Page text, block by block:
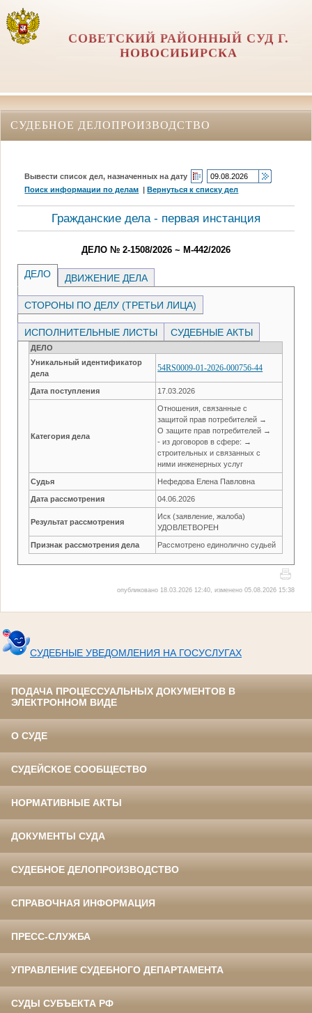
СОВЕТСКИЙ РАЙОННЫЙ СУД Г.
НОВОСИБИРСКА
СУДЕБНОЕ ДЕЛОПРОИЗВОДСТВО
Вывести список дел, назначенных на дату
Поиск информации по делам |Вернуться к списку дел
Гражданские дела - первая инстанция
ДЕЛО № 2-1508/2026 ~ М-442/2026
ДЕЛО ДВИЖЕНИЕ ДЕЛА
СТОРОНЫ ПО ДЕЛУ (ТРЕТЬИ ЛИЦА)
ИСПОЛНИТЕЛЬНЫЕ ЛИСТЫ СУДЕБНЫЕ АКТЫ
ДЕЛО
Уникальный идентификатор
дела
54RS0009-01-2026-000756-44
Дата поступления 17.03.2026
Категория дела
Отношения, связанные с
защитой прав потребителей →
О защите прав потребителей →
- из договоров в сфере: →
строительных и связанных с
ними инженерных услуг
Судья Нефедова Елена Павловна
Дата рассмотрения 04.06.2026
Результат рассмотрения
Иск (заявление, жалоба)
УДОВЛЕТВОРЕН
Признак рассмотрения дела Рассмотрено единолично судьей
опубликовано 18.03.2026 12:40, изменено 05.08.2026 15:38
СУДЕБНЫЕ УВЕДОМЛЕНИЯ НА ГОСУСЛУГАХ
ПОДАЧА ПРОЦЕССУАЛЬНЫХ ДОКУМЕНТОВ В
ЭЛЕКТРОННОМ ВИДЕ
О СУДЕ
СУДЕЙСКОЕ СООБЩЕСТВО
НОРМАТИВНЫЕ АКТЫ
ДОКУМЕНТЫ СУДА
СУДЕБНОЕ ДЕЛОПРОИЗВОДСТВО
СПРАВОЧНАЯ ИНФОРМАЦИЯ
ПРЕСС-СЛУЖБА
УПРАВЛЕНИЕ СУДЕБНОГО ДЕПАРТАМЕНТА
СУДЫ СУБЪЕКТА РФ